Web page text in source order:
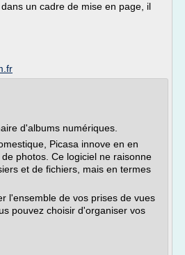
un cadre de mise en page, il
d'albums numériques.
Picasa innove en en
photos. Ce logiciel ne raisonne
et de fichiers, mais en termes
l'ensemble de vos prises de vues
pouvez choisir d'organiser vos